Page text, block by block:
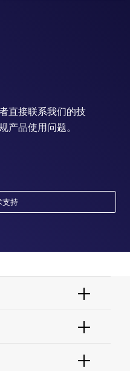
直接联系我们的技
产品使用问题。
支持